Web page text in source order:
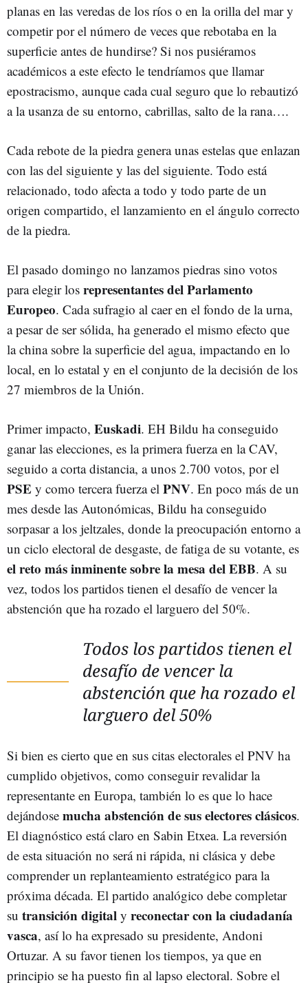
planas en las veredas de los ríos o en la orilla del mar y
competir por el número de veces que rebotaba en la
superficie antes de hundirse? Si nos pusiéramos
académicos a este efecto le tendríamos que llamar
epostracismo, aunque cada cual seguro que lo rebautizó
a la usanza de su entorno, cabrillas, salto de la rana….
Cada rebote de la piedra genera unas estelas que enlazan
con las del siguiente y las del siguiente. Todo está
relacionado, todo afecta a todo y todo parte de un
origen compartido, el lanzamiento en el ángulo correcto
de la piedra.
El pasado domingo no lanzamos piedras sino votos
para elegir los representantes del Parlamento
Europeo. Cada sufragio al caer en el fondo de la urna,
a pesar de ser sólida, ha generado el mismo efecto que
la china sobre la superficie del agua, impactando en lo
local, en lo estatal y en el conjunto de la decisión de los
27 miembros de la Unión.
Primer impacto, Euskadi. EH Bildu ha conseguido
ganar las elecciones, es la primera fuerza en la CAV,
seguido a corta distancia, a unos 2.700 votos, por el
PSE y como tercera fuerza el PNV. En poco más de un
mes desde las Autonómicas, Bildu ha conseguido
sorpasar a los jeltzales, donde la preocupación entorno a
un ciclo electoral de desgaste, de fatiga de su votante, es
el reto más inminente sobre la mesa del EBB. A su
vez, todos los partidos tienen el desafío de vencer la
abstención que ha rozado el larguero del 50%.
Todos los partidos tienen el
desafío de vencer la
abstención que ha rozado el
larguero del 50%
Si bien es cierto que en sus citas electorales el PNV ha
cumplido objetivos, como conseguir revalidar la
representante en Europa, también lo es que lo hace
dejándose mucha abstención de sus electores clásicos.
El diagnóstico está claro en Sabin Etxea. La reversión
de esta situación no será ni rápida, ni clásica y debe
comprender un replanteamiento estratégico para la
próxima década. El partido analógico debe completar
su transición digital y reconectar con la ciudadanía
vasca, así lo ha expresado su presidente, Andoni
Ortuzar. A su favor tienen los tiempos, ya que en
principio se ha puesto fin al lapso electoral. Sobre el